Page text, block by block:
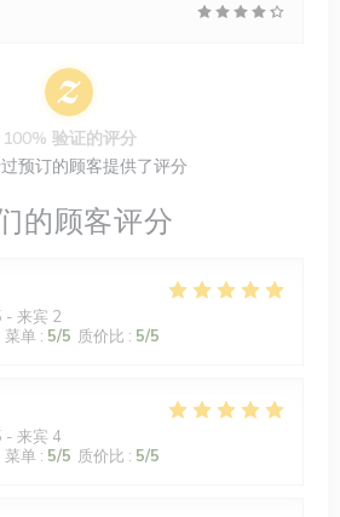
的顾客评分
- 来宾 2
菜单 : 5/5 质价比 : 5/5
- 来宾 4
菜单 : 5/5 质价比 : 5/5
100% 验证的评分
预订的顾客提供了评分